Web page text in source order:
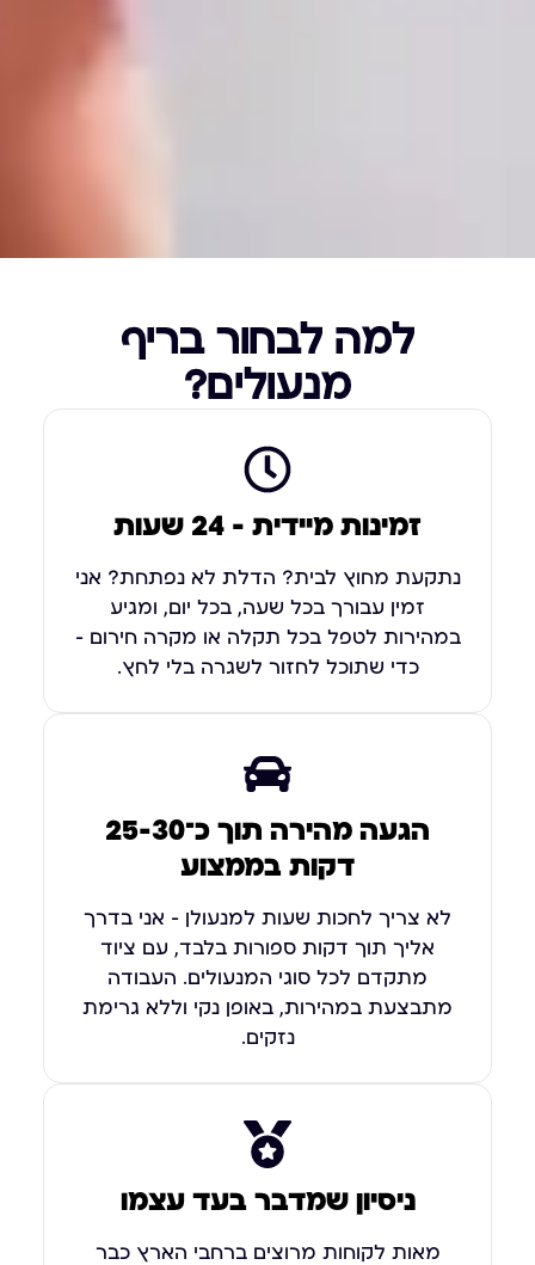
למה לבחור בריף
מנעולים?
זמינות מיידית – 24 שעות
נתקעת מחוץ לבית? הדלת לא נפתחת? אני
זמין עבורך בכל שעה, בכל יום, ומגיע
במהירות לטפל בכל תקלה או מקרה חירום –
כדי שתוכל לחזור לשגרה בלי לחץ.
הגעה מהירה תוך כ־25-30
דקות בממצוע
לא צריך לחכות שעות למנעולן – אני בדרך
אליך תוך דקות ספורות בלבד, עם ציוד
מתקדם לכל סוגי המנעולים. העבודה
מתבצעת במהירות, באופן נקי וללא גרימת
נזקים.
ניסיון שמדבר בעד עצמו
מאות לקוחות מרוצים ברחבי הארץ כבר